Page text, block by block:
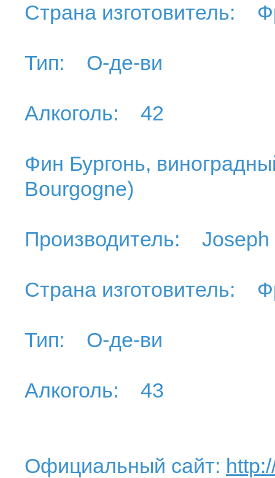
Страна изготовитель:
Тип: О-де-ви
Алкоголь: 42
Фин Бургонь,
Bourgogne)
Производитель: Joseph
Страна изготовитель:
Тип: О-де-ви
Алкоголь: 43
Официальный сайт: